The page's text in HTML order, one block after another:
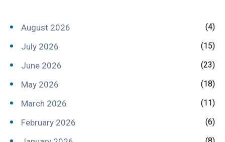
August 2026 (4)
July 2026 (15)
June 2026 (23)
May 2026 (18)
March 2026 (11)
February 2026 (6)